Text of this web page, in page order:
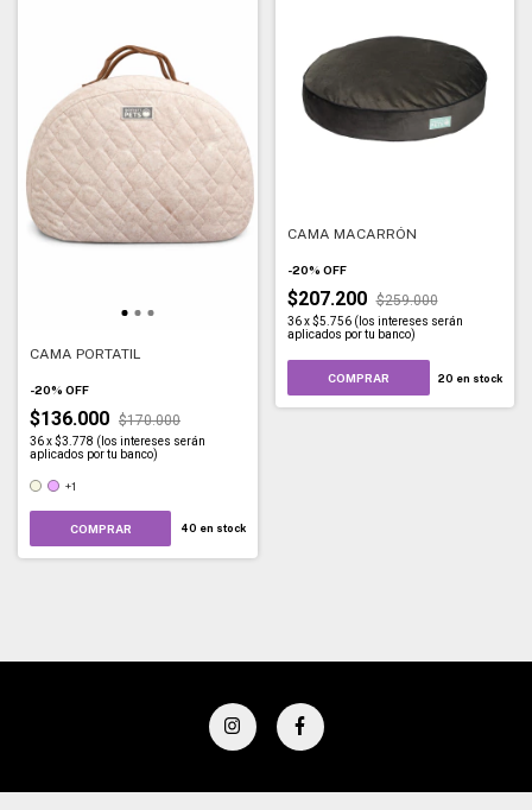
CAMA PORTATIL
-20% OFF
$136.000 $170.000
36x$3.778 (los intereses serán
aplicados por tu banco)
+1
COMPRAR 40 en stock
CAMA MACARRÓN
-20% OFF
$207.200 $259.000
36 x$5.756 (los intereses serán
aplicados por tu banco)
COMPRAR 20 en stock